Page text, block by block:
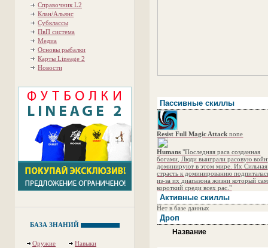
Справочник L2
Клан/Альянс
Субклассы
ПвП система
Медиа
Основы рыбалки
Карты Lineage 2
Новости
БАЗА ЗНАНИЙ
Оружие
Навыки
Пассивные скиллы
Resist Full Magic Attack none
Humans "Последняя раса созданная
богами, Люди выиграли расовую
доминируют в этом мире. Их Сильная
страсть к доминированию
из-за их диапазона жизни который
короткий среди всех рас."
Активные скиллы
Нет в базе данных
Дроп
Название